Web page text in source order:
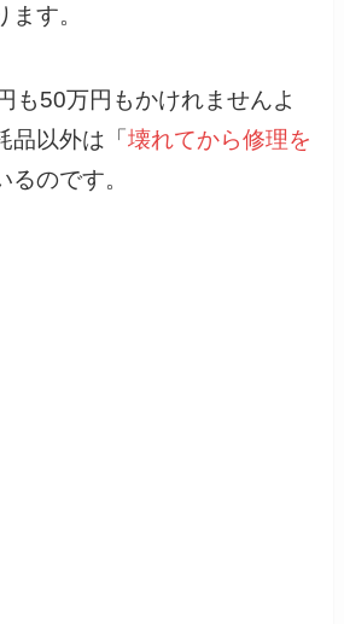
す。
も50万円もかけれませんよ
品以外は「壊れてから修理を
るのです。